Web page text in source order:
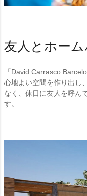
友人とホー
「David Carrasco
心地よい空間を作り出し
なく、休日に友人を呼ん
す。